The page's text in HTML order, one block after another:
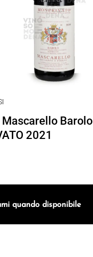
Mascarello Barolo
2021
quando disponibile